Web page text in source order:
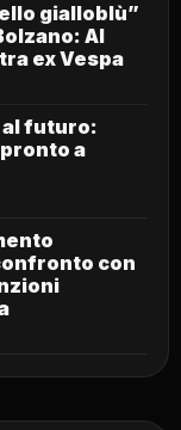
gialloblù”
Al
ex Vespa
al futuro:
a
con